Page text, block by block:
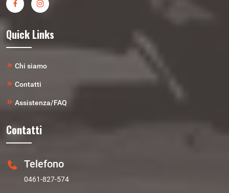
Quick Links
Chi siamo
Contatti
Assistenza/FAQ
Contatti
Telefono
0461-827-574